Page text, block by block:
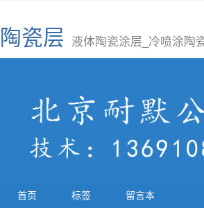
陶瓷层 液体陶瓷涂层_冷喷涂陶
首页 标签 留言本